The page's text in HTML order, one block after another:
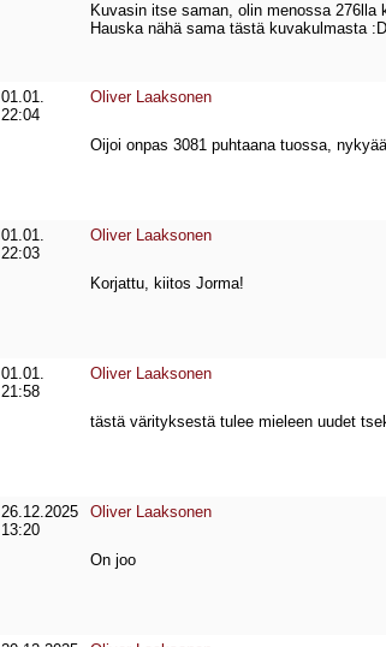
Kuvasin itse saman, olin menossa
Hauska nähä sama tästä kuvakulmasta :D
01.01.
22:04
Oliver Laaksonen
Oijoi onpas 3081 puhtaana tuossa,
01.01.
22:03
Oliver Laaksonen
Korjattu, kiitos Jorma!
01.01.
21:58
Oliver Laaksonen
tästä värityksestä tulee mieleen uudet
26.12.2025
13:20
Oliver Laaksonen
On joo